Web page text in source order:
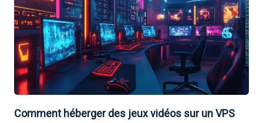
Comment héberger des jeux vidéos sur un VPS